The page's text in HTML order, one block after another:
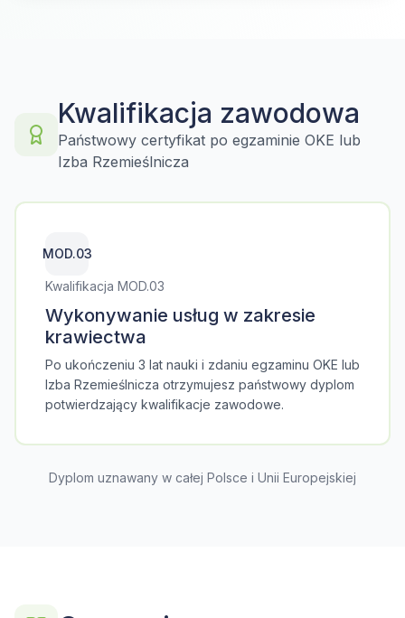
Kwalifikacja zawodowa
Państwowy certyfikat po egzaminie OKE lub
Izba Rzemieślnicza
MOD.03
Kwalifikacja MOD.03
Wykonywanie usług w zakresie
krawiectwa
Po ukończeniu 3 lat nauki i zdaniu egzaminu OKE lub
Izba Rzemieślnicza otrzymujesz państwowy dyplom
potwierdzający kwalifikacje zawodowe.
Dyplom uznawany w całej Polsce i Unii Europejskiej